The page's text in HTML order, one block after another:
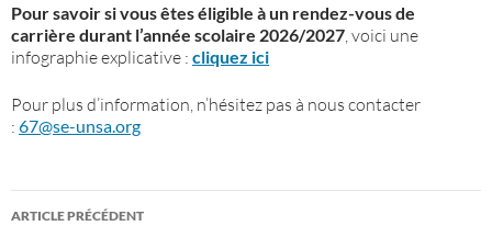
Pour savoir si vous êtes éligible à un rendez-vous de
carrière durant l’année scolaire 2026/2027 , voici une
infographie explicative : cliquez ici
Pour plus d’information, n’hésitez pas à nous contacter
: 67@se-unsa.org
Navigation
ARTICLE PRÉCÉDENT